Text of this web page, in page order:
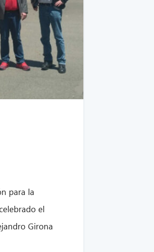
para la
el
Girona